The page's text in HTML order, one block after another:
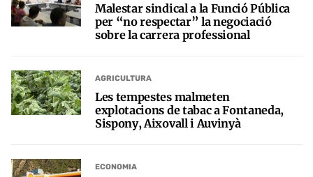
Malestar sindical a la Funció Pública
per “no respectar” la negociació
sobre la carrera professional
AGRICULTURA
Les tempestes malmeten
explotacions de tabac a Fontaneda,
Sispony, Aixovall i Auvinyà
ECONOMIA